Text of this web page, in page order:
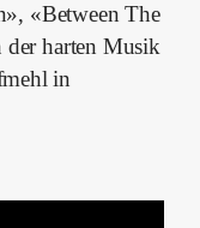
«Between The
der harten Musik
in